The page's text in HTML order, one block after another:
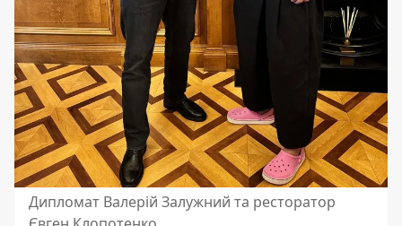
Дипломат Валерій Залужний та ресторатор